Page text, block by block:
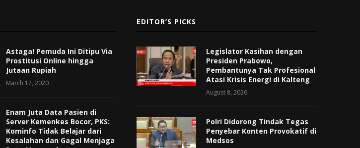
Astaga! Pemuda Ini Ditipu Via
Prostitusi Online hingga
Jutaan Rupiah
March 17, 2020
Enam Juta Data Pasien di
Server Kemenkes Bocor, PKS:
Kominfo Tidak Belajar dari
Kesalahan dan Gagal Menjaga
EDITOR’S PICKS
Legislator Kasihan dengan
Presiden Prabowo,
Pembantunya Tak Profesional
Atasi Krisis Energi di Kalteng
August 8, 2026
Polri Didorong Tindak Tegas
Penyebar Konten Provokatif di
Medsos